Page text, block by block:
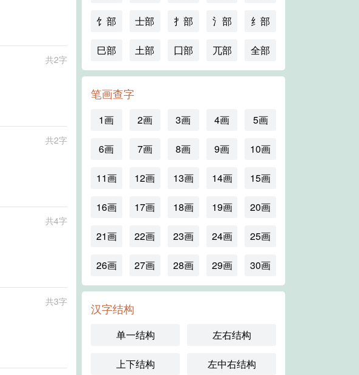
共2字
共2字
共4字
共3字
饣部 士部 扌部 氵部 纟部
巳部 土部 囗部 兀部 全部
笔画查字
1画 2画 3画 4画 5画
6画 7画 8画 9画 10画
11画 12画 13画 14画 15画
16画 17画 18画 19画 20画
21画 22画 23画 24画 25画
26画 27画 28画 29画 30画
汉字结构
单一结构 左右结构
上下结构 左中右结构